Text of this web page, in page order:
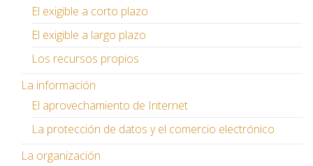
El exigible a corto plazo
El exigible a largo plazo
Los recursos propios
La información
El aprovechamiento de Internet
La protección de datos y el comercio electrónico
La organización